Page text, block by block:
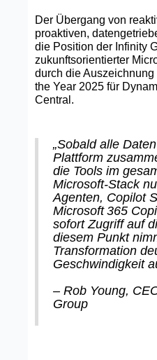
Der Übergang von
proaktiven,
die Position der Infinity
zukunftsorientierter
durch die
the Year 2025 für
Central.
„Sobald alle
Plattform
die Tools im
Microsoft‑Stack
Agenten, Copilot
Microsoft 365
sofort Zugriff auf
diesem Punkt
Transformation
Geschwindigkeit
– Rob Young,
Group